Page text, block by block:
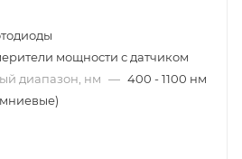
мощности с датчиком
диапазон, нм — 400 - 1100 нм